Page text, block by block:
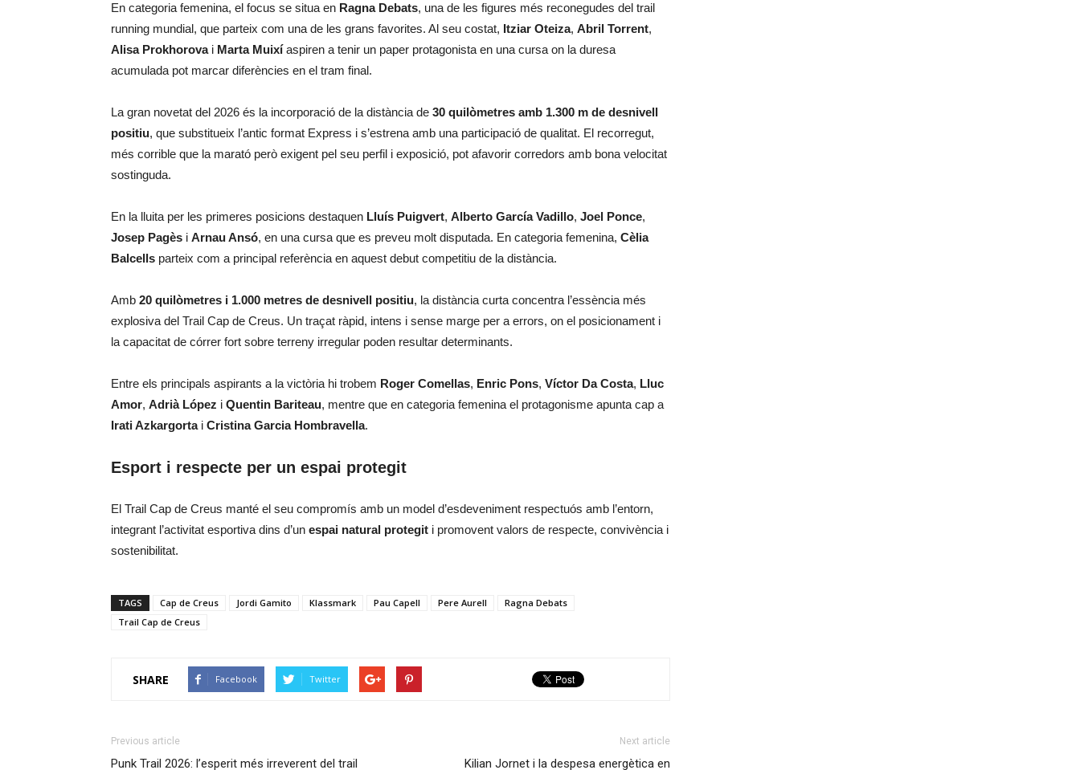
En categoria femenina, el focus se situa en Ragna Debats, una de les figures més reconegudes del trail
running mundial, que parteix com una de les grans favorites. Al seu costat, Itziar Oteiza, Abril Torrent,
Alisa Prokhorovai Marta Muixíaspiren a tenir un paper protagonista en una cursa on la duresa
acumulada pot marcar diferències en el tram final.
La gran novetat del 2026 és la incorporació de la distància de 30 quilòmetres amb 1.300 m de desnivell
positiu, que substitueix l’antic format Express i s’estrena amb una participació de qualitat. El recorregut,
més corrible que la marató però exigent pel seu perfil i exposició, pot afavorir corredors amb bona velocitat
sostinguda.
En la lluita per les primeres posicions destaquen Lluís Puigvert, Alberto García Vadillo, Joel Ponce,
Josep Pagès i Arnau Ansó, en una cursa que es preveu molt disputada. En categoria femenina, Cèlia
Balcells parteix com a principal referència en aquest debut competitiu de la distància.
Amb 20 quilòmetres i 1.000 metres de desnivell positiu, la distància curta concentra l’essència més
explosiva del Trail Cap de Creus. Un traçat ràpid, intens i sense marge per a errors, on el posicionament i
la capacitat de córrer fort sobre terreny irregular poden resultar determinants.
Entre els principals aspirants a la victòria hi trobem Roger Comellas, Enric Pons, Víctor Da Costa, Lluc
Amor, Adrià López i Quentin Bariteau, mentre que en categoria femenina el protagonisme apunta cap a
Irati Azkargortai Cristina Garcia Hombravella.
Esport i respecte per un espai protegit
El Trail Cap de Creus manté el seu compromís amb un model d’esdeveniment respectuós amb l’entorn,
integrant l’activitat esportiva dins d’un espai natural protegit i promovent valors de respecte, convivència i
sostenibilitat.
TAGS Cap de Creus Jordi Gamito Klassmark Pau Capell Pere Aurell
Ragna Debats
Trail Cap de Creus
SHARE Facebook Twitter
Previous article
Punk Trail 2026: l’esperit més irreverent del trail
Next article
Kilian Jornet i la despesa energètica en